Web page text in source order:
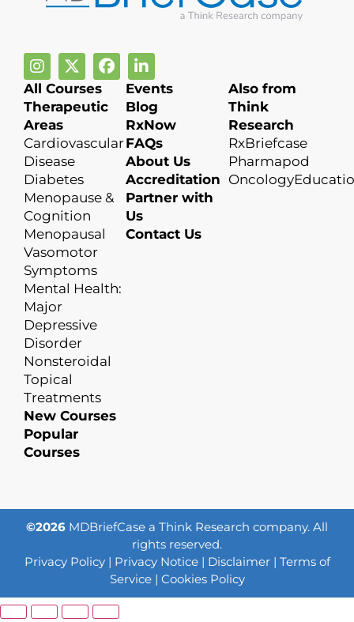
All Courses
Therapeutic
Areas
Cardiovascular
Disease
Diabetes
Menopause &
Cognition
Menopausal
Vasomotor
Symptoms
Mental Health:
Major
Depressive
Disorder
Nonsteroidal
Topical
Treatments
New Courses
Popular
Courses
Events
Blog
RxNow
FAQs
About Us
Accreditation
Partner with
Us
Contact Us
Also from
Think
Research
RxBriefcase
Pharmapod
©2026 MDBriefCase a Think Research company. All
rights reserved.
Privacy Policy| Privacy Notice| Disclaimer| Terms of
Service| Cookies Policy